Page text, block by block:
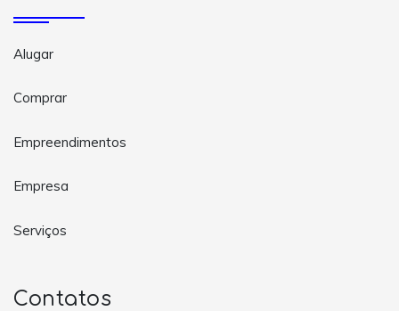
Alugar
Comprar
Empreendimentos
Empresa
Serviços
Contatos